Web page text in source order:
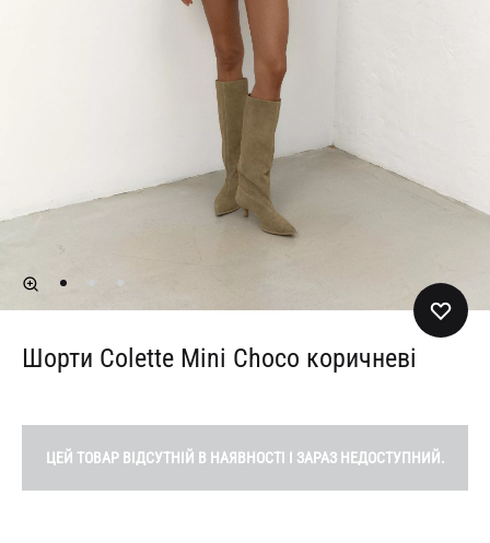
Шорти Colette Mini Choco коричневі
ЦЕЙ ТОВАР ВІДСУТНІЙ В НАЯВНОСТІ І ЗАРАЗ НЕДОСТУПНИЙ.